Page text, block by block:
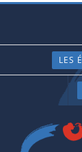
Passer
contenu
LES